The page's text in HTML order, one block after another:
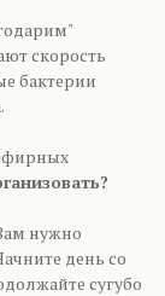
скорость
бактерии
нужно
день со
сугубо